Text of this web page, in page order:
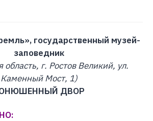
государственный музей-
заповедник
область, г. Ростов Великий, ул.
Каменный Мост, 1)
ДВОР